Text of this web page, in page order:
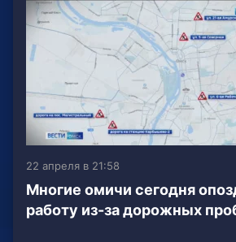
22 апреля в 21:58
Многие омичи сегодня
работу из-за дорожных